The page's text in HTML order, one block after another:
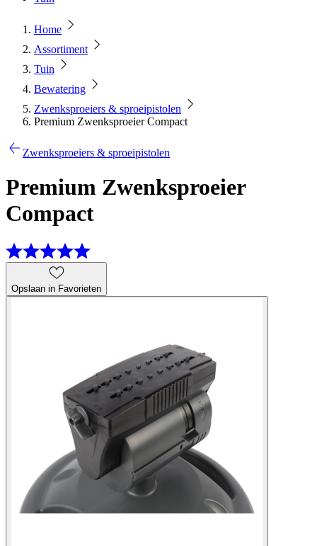
Home
Assortiment
Tuin
Bewatering
Zwenksproeiers & sproeipistolen
Premium Zwenksproeier Compact
Zwenksproeiers & sproeipistolen
Premium Zwenksproeier
Compact
Opslaan in Favorieten